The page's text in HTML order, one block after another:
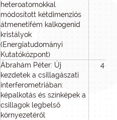
heteroatomokkal
módosított kétdimenziós
átmenetifém kalkogenid
kristályok
(Energiatudományi
Kutatóközpont)
Ábrahám Péter: Új
kezdetek a csillagászati
interferometriában:
képalkotás és színképek a
csillagok legbelső
környezetéről
48